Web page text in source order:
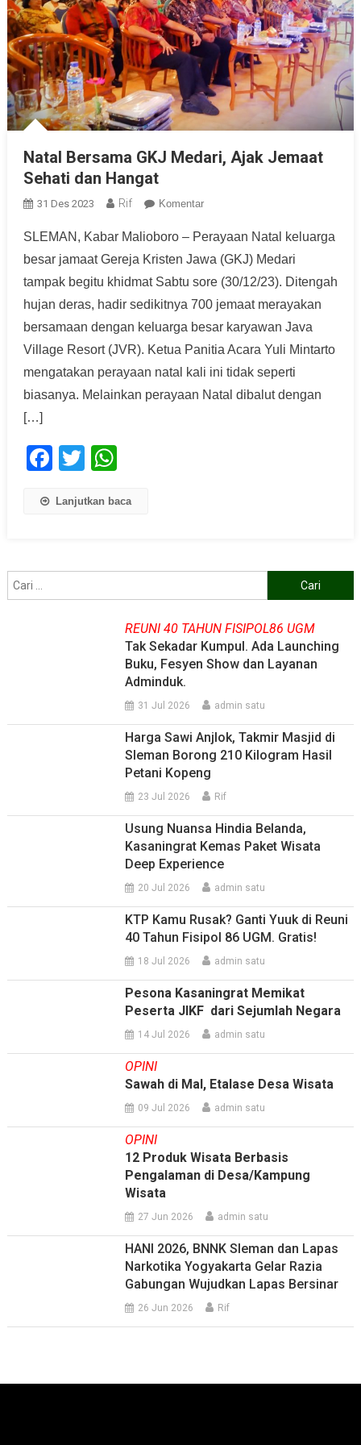
Natal Bersama GKJ Medari, Ajak Jemaat
Sehati dan Hangat
31 Des 2023 Rif Komentar
SLEMAN, Kabar Malioboro – Perayaan Natal keluarga
besar jamaat Gereja Kristen Jawa (GKJ) Medari
tampak begitu khidmat Sabtu sore (30/12/23). Ditengah
hujan deras, hadir sedikitnya 700 jemaat merayakan
bersamaan dengan keluarga besar karyawan Java
Village Resort (JVR). Ketua Panitia Acara Yuli Mintarto
mengatakan perayaan natal kali ini tidak seperti
biasanya. Melainkan perayaan Natal dibalut dengan
[…]
Facebook
Twitter
Lanjutkan baca
untuk:
REUNI 40 TAHUN FISIPOL86 UGM
Tak Sekadar Kumpul. Ada Launching
Buku, Fesyen Show dan Layanan
Adminduk.
31 Jul 2026 admin satu
Harga Sawi Anjlok, Takmir Masjid di
Sleman Borong 210 Kilogram Hasil
Petani Kopeng
23 Jul 2026 Rif
Usung Nuansa Hindia Belanda,
Kasaningrat Kemas Paket Wisata
Deep Experience
20 Jul 2026 admin satu
KTP Kamu Rusak? Ganti Yuuk di Reuni
40 Tahun Fisipol 86 UGM. Gratis!
18 Jul 2026 admin satu
Pesona Kasaningrat Memikat
Peserta JIKF dari Sejumlah Negara
14 Jul 2026 admin satu
OPINI
Sawah di Mal, Etalase Desa Wisata
09 Jul 2026 admin satu
OPINI
12 Produk Wisata Berbasis
Pengalaman di Desa/Kampung
Wisata
27 Jun 2026 admin satu
HANI 2026, BNNK Sleman dan Lapas
Narkotika Yogyakarta Gelar Razia
Gabungan Wujudkan Lapas Bersinar
26 Jun 2026 Rif